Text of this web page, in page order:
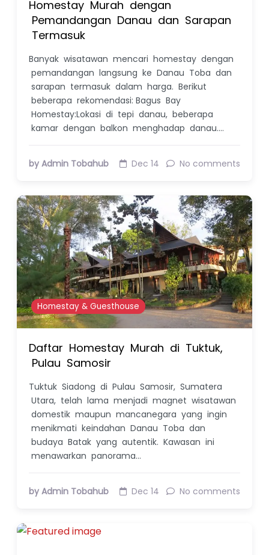
Homestay Murah dengan
Pemandangan Danau dan Sarapan
Termasuk
Banyak wisatawan mencari homestay dengan
pemandangan langsung ke Danau Toba dan
sarapan termasuk dalam harga. Berikut
beberapa rekomendasi: Bagus Bay
Homestay:Lokasi di tepi danau, beberapa
kamar dengan balkon menghadap danau.…
by Admin Tobahub Dec 14 No comments
Homestay & Guesthouse
Daftar Homestay Murah di Tuktuk,
Pulau Samosir
Tuktuk Siadong di Pulau Samosir, Sumatera
Utara, telah lama menjadi magnet wisatawan
domestik maupun mancanegara yang ingin
menikmati keindahan Danau Toba dan
budaya Batak yang autentik. Kawasan ini
menawarkan panorama…
by Admin Tobahub Dec 14 No comments